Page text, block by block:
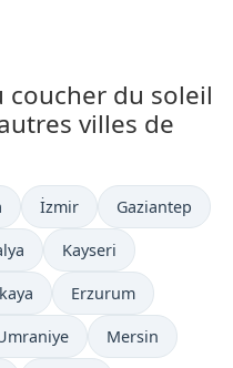
coucher du soleil
villes de
İzmir Gaziantep
Kayseri
Erzurum
Mersin